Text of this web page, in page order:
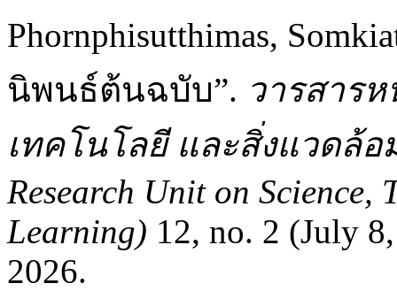
Phornphisutthimas,
นิพนธ์ต้นฉบับ”. วารสาร
เทคโนโลยี และสิ่งแวดล้อ
Research Unit on Science,
Learning) 12, no. 2 (July
2026.